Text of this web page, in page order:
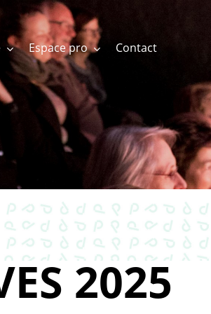
Espace pro Contact
2025